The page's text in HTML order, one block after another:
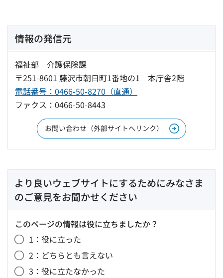
情報の発信元
福祉部 介護保険課
〒251-8601 藤沢市朝日町1番地の1 本庁舎2階
電話番号：0466-50-8270（直通）
ファクス：0466-50-8443
お問い合わせ（外部サイトへリンク）
より良いウェブサイトにするためにみなさま
のご意見をお聞かせください
このページの情報は役に立ちましたか？
1：役に立った
2：どちらとも言えない
3：役に立たなかった